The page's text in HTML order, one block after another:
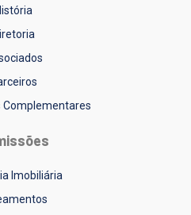
Complementares
Imobiliária